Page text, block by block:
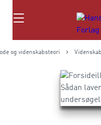
Søg
og videnskabsteori